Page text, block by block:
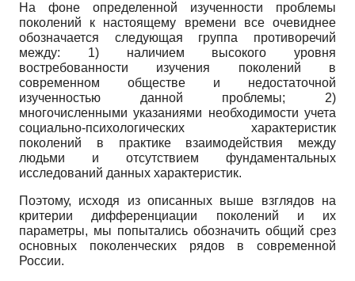
На фоне определенной изученности проблемы
поколений к настоящему времени все очевиднее
обозначается следующая группа противоречий
между: 1) наличием высокого уровня
востребованности изучения поколений в
современном обществе и недостаточной
изученностью данной проблемы; 2)
многочисленными указаниями необходимости учета
социально-психологических характеристик
поколений в практике взаимодействия между
людьми и отсутствием фундаментальных
исследований данных характеристик.
Поэтому, исходя из описанных выше взглядов на
критерии дифференциации поколений и их
параметры, мы попытались обозначить общий срез
основных поколенческих рядов в современной
России.